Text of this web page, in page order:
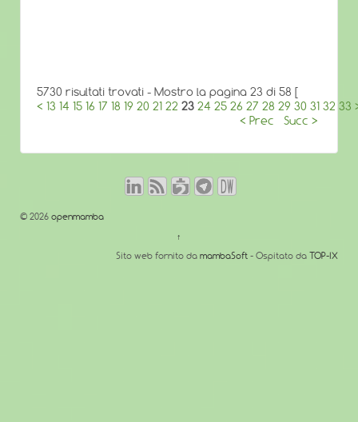
5730 risultati trovati - Mostro la pagina 23 di 58 [
< 13 14 15 16 17 18 19 20 21 22 23 24 25 26 27 28 29 30 31 32 33
< Prec
Succ >
© 2026 openmamba
↑
Sito web fornito da mambaSoft - Ospitato da TOP-IX